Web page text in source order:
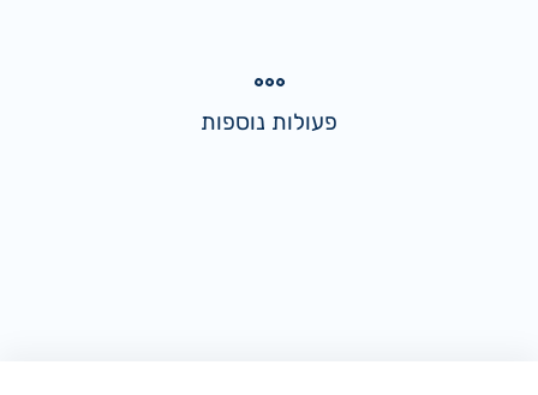
פעולות נוספות